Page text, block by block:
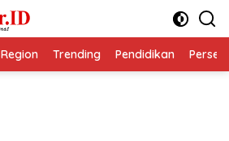
Region Trending Pendidikan